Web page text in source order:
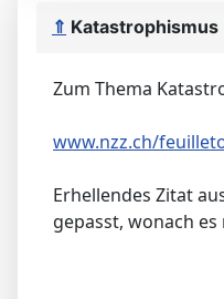
⇑ Katastrophismus
Zum Thema
www.nzz.ch/
Erhellendes Zitat
gepasst, wonach